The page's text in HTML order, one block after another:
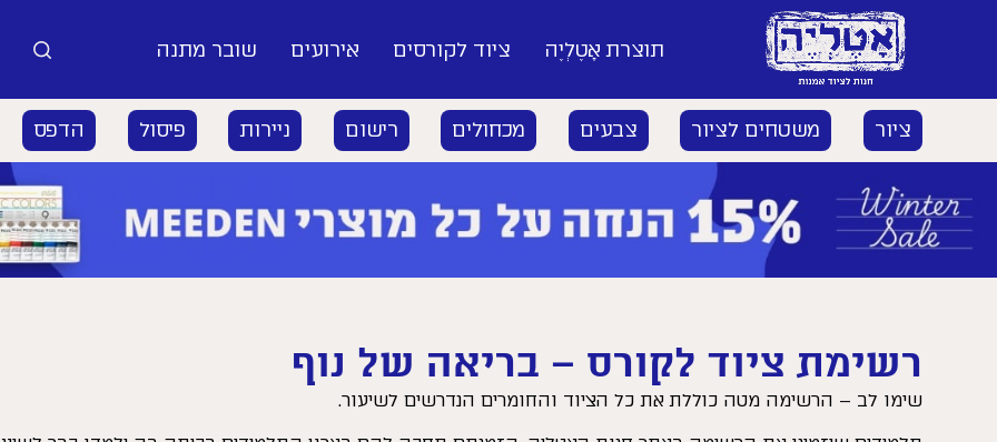
תוצרת אָטֶלְיֶה ציוד לקורסים אירועים שובר מתנה
ציור משטחים לציור צבעים מכחולים רישום ניירות פיסול הדפס
רשימת ציוד לקורס – בריאה של נוף
שימו לב – הרשימה מטה כוללת את כל הציוד והחומרים הנדרשים לשיעור.